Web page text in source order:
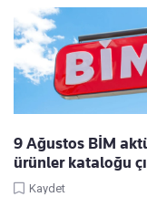
9 Ağustos BİM
ürünler kataloğu
Kaydet